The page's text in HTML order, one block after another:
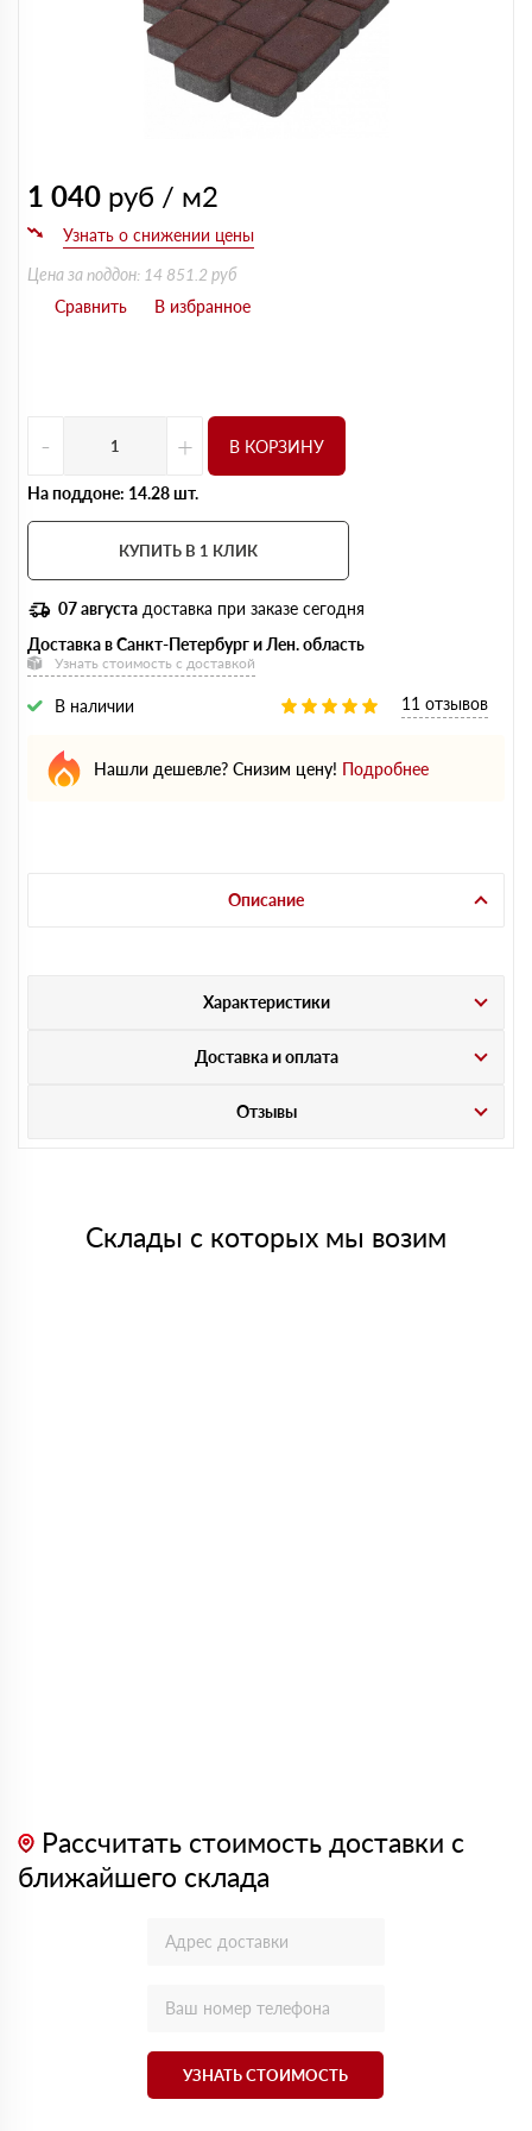
1 040 руб / м2
Цена за поддон: 14 851.2 руб
- + В КОРЗИНУ
На поддоне: 14.28 шт.
КУПИТЬ В 1 КЛИК
07 августа доставка при заказе сегодня
Доставка в Санкт-Петербург и Лен. область
Узнать стоимость с доставкой
В наличии 11 отзывов
Нашли дешевле? Снизим цену! Подробнее
Описание
Характеристики
Доставка и оплата
Отзывы
Склады с которых мы возим
Рассчитать стоимость доставки с
ближайшего склада
УЗНАТЬ СТОИМОСТЬ